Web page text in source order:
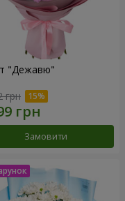
"Дежавю"
грн
Замовити